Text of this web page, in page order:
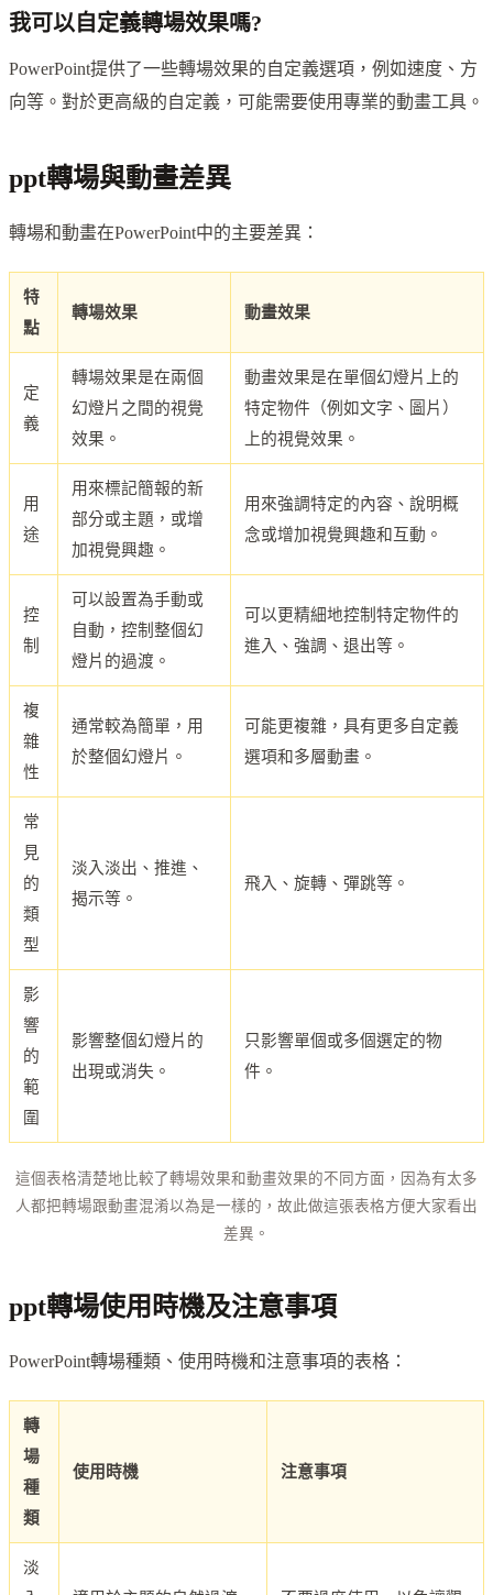
我可以自定義轉場效果嗎?
PowerPoint提供了一些轉場效果的自定義選項，例如速度、方
向等。對於更高級的自定義，可能需要使用專業的動畫工具。
ppt轉場與動畫差異
轉場和動畫在PowerPoint中的主要差異：
特
點
轉場效果 動畫效果
定
義
轉場效果是在兩個
幻燈片之間的視覺
效果。
動畫效果是在單個幻燈片上的
特定物件（例如文字、圖片）
上的視覺效果。
用
途
用來標記簡報的新
部分或主題，或增
加視覺興趣。
用來強調特定的內容、說明概
念或增加視覺興趣和互動。
控
制
可以設置為手動或
自動，控制整個幻
燈片的過渡。
可以更精細地控制特定物件的
進入、強調、退出等。
複
雜
性
通常較為簡單，用
於整個幻燈片。
可能更複雜，具有更多自定義
選項和多層動畫。
常
見
的
類
型
淡入淡出、推進、
揭示等。
飛入、旋轉、彈跳等。
影
響
的
範
圍
影響整個幻燈片的
出現或消失。
只影響單個或多個選定的物
件。
這個表格清楚地比較了轉場效果和動畫效果的不同方面，因為有太多
人都把轉場跟動畫混淆以為是一樣的，故此做這張表格方便大家看出
差異。
ppt轉場使用時機及注意事項
PowerPoint轉場種類、使用時機和注意事項的表格：
轉
場
種
類
使用時機 注意事項
淡